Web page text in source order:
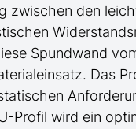
zwischen den
Spundwand
Das
-Profil wird ein